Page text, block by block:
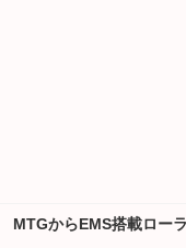
MTGからEMS搭載ロー